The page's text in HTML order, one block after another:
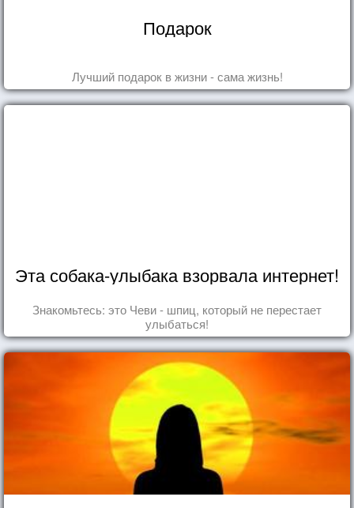
Подарок
Лучший подарок в жизни - сама жизнь!
Эта собака-улыбака взорвала интернет!
Знакомьтесь: это Чеви - шпиц, который не перестает
улыбаться!